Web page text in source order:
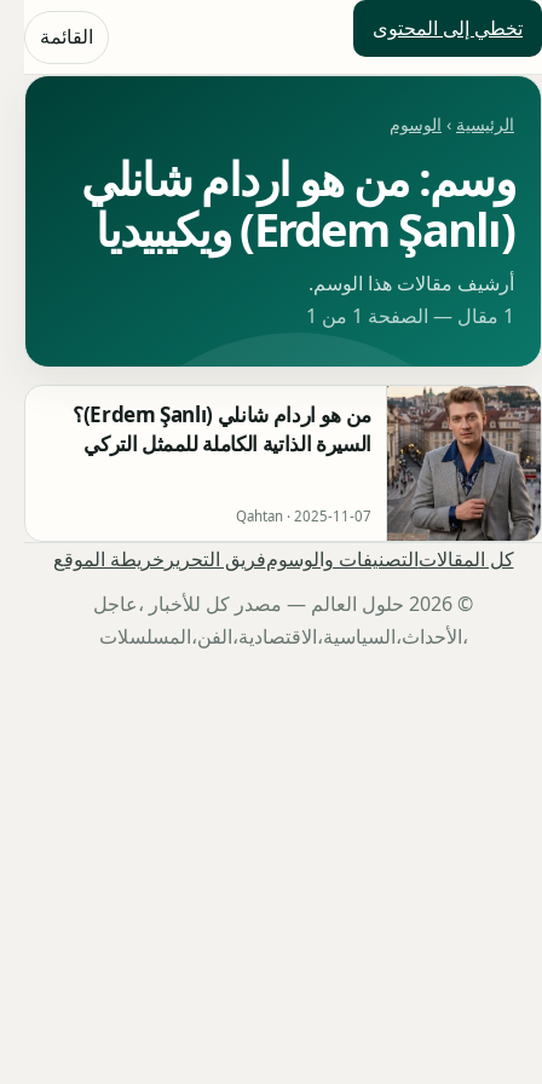
تخطي إلى المحتوى
حلول العالم القائمة
الرئيسية › الوسوم
وسم: من هو اردام شانلي
(Erdem Şanlı) ويكيبيديا
أرشيف مقالات هذا الوسم.
1 مقال — الصفحة 1 من 1
من هو اردام شانلي (Erdem Şanlı)؟
السيرة الذاتية الكاملة للممثل التركي
Qahtan · 2025-11-07
كل المقالاتالتصنيفات والوسومفريق التحرير خريطة الموقع
© 2026 حلول العالم — مصدر كل للأخبار ،عاجل
،الأحداث،السياسية،الاقتصادية،الفن،المسلسلات